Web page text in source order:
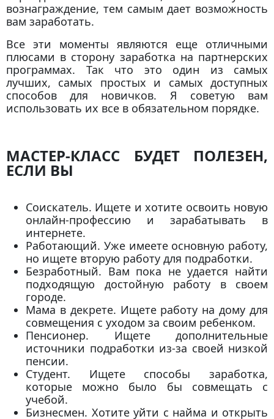
вознаграждение, тем самым дает возможность
вам заработать.
Все эти моменты являются еще отличными
плюсами в сторону заработка на партнерских
программах. Так что это один из самых
лучших, самых простых и самых доступных
способов для новичков. Я советую вам
использовать их все в обязательном порядке.
МАСТЕР-КЛАСС БУДЕТ ПОЛЕЗЕН,
ЕСЛИ ВЫ
Соискатель. Ищете и хотите освоить новую
онлайн-профессию и зарабатывать в
интернете.
Работающий. Уже имеете основную работу,
но ищете вторую работу для подработки.
Безработный. Вам пока не удается найти
подходящую достойную работу в своем
городе.
Мама в декрете. Ищете работу на дому для
совмещения с уходом за своим ребенком.
Пенсионер. Ищете дополнительные
источники подработки из-за своей низкой
пенсии.
Студент. Ищете способы заработка,
которые можно было бы совмещать с
учебой.
Бизнесмен. Хотите уйти с найма и открыть